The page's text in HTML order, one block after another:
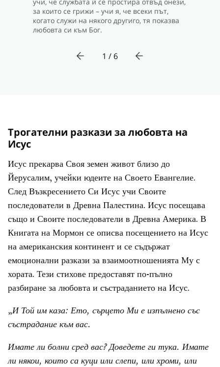
за които се грижи – учи я, че всеки път,
когато служи на някого другиго, тя показва
любовта си към Бог.
1 / 6
Трогателни разкази за любовта на
Исус
Исус прекарва Своя земен живот близо до
Йерусалим, учейки юдеите на Своето Евангелие.
След Възкресението Си Исус учи Своите
последователи в Древна Палестина. Исус посещава
също и Своите последователи в Древна Америка. В
Книгата на Мормон се описва посещението на Исус
на американския континент и се съдържат
емоционални разкази за взаимоотношенията Му с
хората. Тези стихове предоставят по-пълно
разбиране за любовта и състраданието на Исус.
„И Той им каза: Ето, сърцето Ми е изпълнено със
състрадание към вас.
Имате ли болни сред вас? Доведете ги тука. Имате
ли някои, които са куци или слепи, или хроми, или